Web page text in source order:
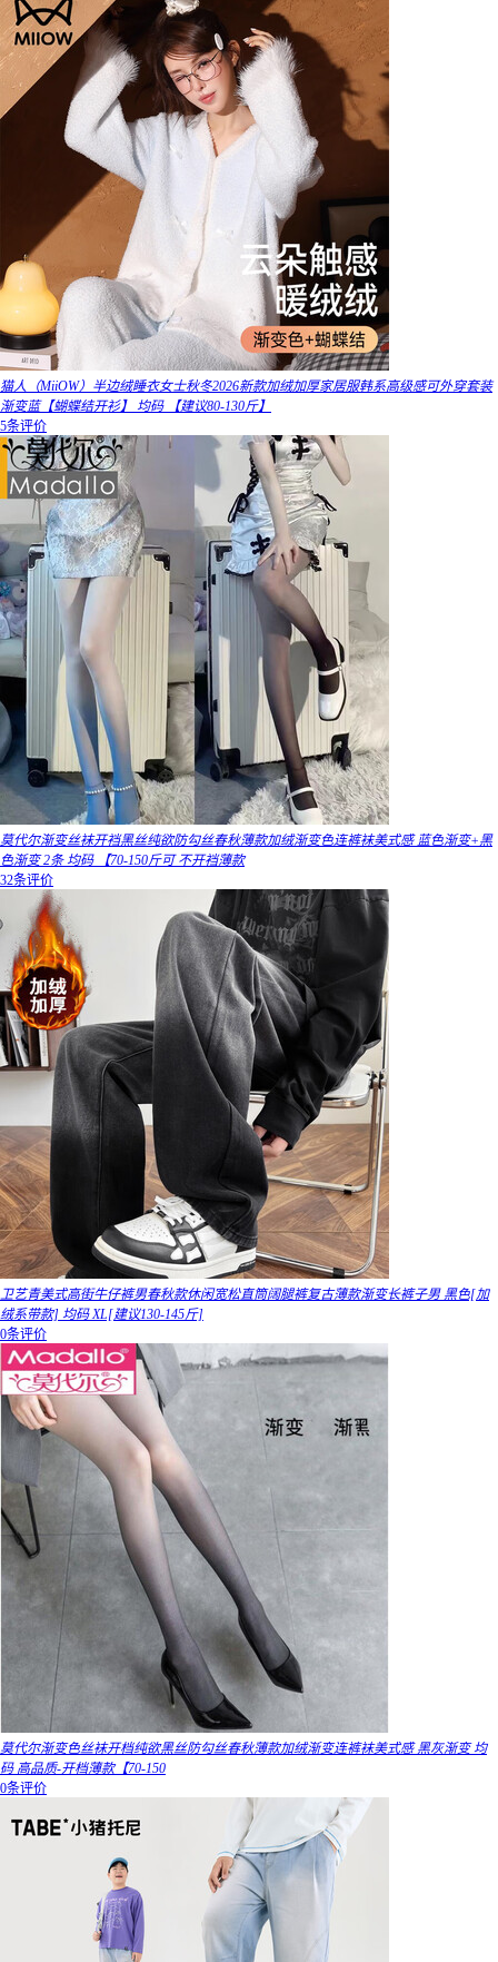
猫人（MiiOW）半边绒睡衣女士秋冬2026新款加绒加厚家居服韩系高级感可外穿套装
渐变蓝【蝴蝶结开衫】 均码 【建议80-130斤】
5条评价
莫代尔渐变丝袜开裆黑丝纯欲防勾丝春秋薄款加绒渐变色连裤袜美式感 蓝色渐变+黑
色渐变 2条 均码 【70-150斤可 不开裆薄款
32条评价
卫艺青美式高街牛仔裤男春秋款休闲宽松直筒阔腿裤复古薄款渐变长裤子男 黑色[加
绒系带款] 均码 XL[建议130-145斤]
0条评价
莫代尔渐变色丝袜开档纯欲黑丝防勾丝春秋薄款加绒渐变连裤袜美式感 黑灰渐变 均
码 高品质-开档薄款【70-150
0条评价